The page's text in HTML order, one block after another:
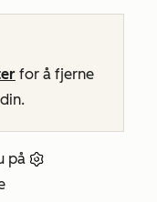
for å fjerne
på